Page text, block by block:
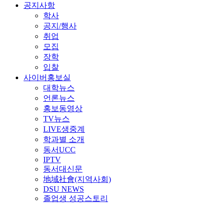
공지사항
학사
공지/행사
취업
모집
장학
입찰
사이버홍보실
대학뉴스
언론뉴스
홍보동영상
TV뉴스
LIVE생중계
학과별 소개
동서UCC
IPTV
동서대신문
地域社會(지역사회)
DSU NEWS
졸업생 성공스토리